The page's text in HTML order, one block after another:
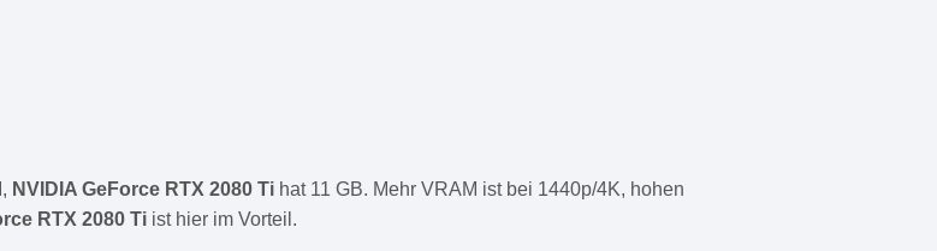
NVIDIA GeForce RTX 2080 Ti hat 11 GB. Mehr VRAM ist bei 1440p/4K, hohen
RTX 2080 Ti ist hier im Vorteil.